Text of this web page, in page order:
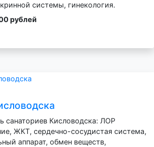
системы, гинекология.
рублей
санаториев Кисловодска: ЛОР
ЖКТ, сердечно-сосудистая система,
аппарат, обмен веществ,